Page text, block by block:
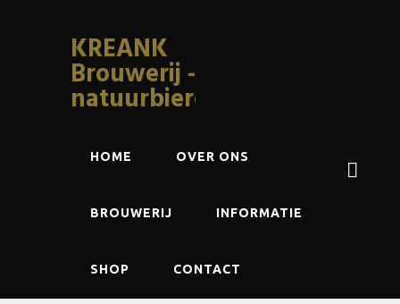
KREANK
Brouwerij -
natuurbieren
HOME OVER ONS
BROUWERIJ INFORMATIE
SHOP CONTACT